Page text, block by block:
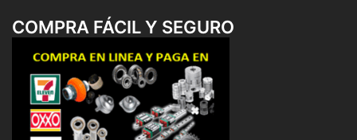
COMPRA FÁCIL Y SEGURO